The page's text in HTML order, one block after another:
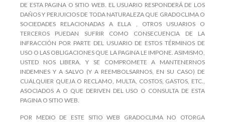
DE ESTA PAGINA O SITIO WEB. EL USUARIO RESPONDERÁ DE LOS
DAÑOS Y PERJUICIOS DE TODA NATURALEZA QUE GRADOCLIMA O
SOCIEDADES RELACIONADAS A ELLA , OTROS USUARIOS O
TERCEROS PUEDAN SUFRIR COMO CONSECUENCIA DE LA
INFRACCIÓN POR PARTE DEL USUARIO DE ESTOS TÉRMINOS DE
USO O LAS OBLIGACIONES QUE LA PAGINA LE IMPONE. ASIMISMO,
USTED NOS LIBERA, Y SE COMPROMETE A MANTENERNOS
INDEMNES Y A SALVO (Y A REEMBOLSARNOS, EN SU CASO) DE
CUALQUIER QUEJA O RECLAMO, MULTA, COSTOS, GASTOS, ETC.,
ASOCIADOS A O QUE DERIVEN DEL USO O CONSULTA DE ESTA
PAGINA O SITIO WEB.
POR MEDIO DE ESTE SITIO WEB GRADOCLIMA NO OTORGA